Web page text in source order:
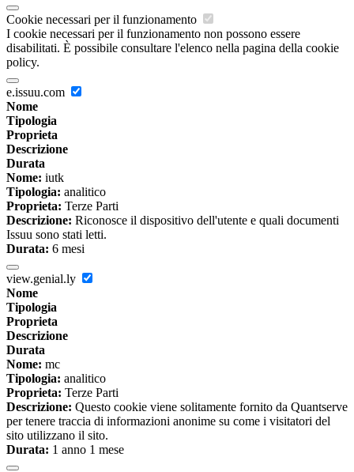
Cookie necessari per il funzionamento
I cookie necessari per il funzionamento non possono essere
disabilitati. È possibile consultare l'elenco nella pagina della cookie
policy.
e.issuu.com
Nome
Tipologia
Proprieta
Descrizione
Durata
Nome: iutk
Tipologia: analitico
Proprieta: Terze Parti
Descrizione: Riconosce il dispositivo dell'utente e quali documenti
Issuu sono stati letti.
Durata: 6 mesi
view.genial.ly
Nome
Tipologia
Proprieta
Descrizione
Durata
Nome: mc
Tipologia: analitico
Proprieta: Terze Parti
Descrizione: Questo cookie viene solitamente fornito da Quantserve
per tenere traccia di informazioni anonime su come i visitatori del
sito utilizzano il sito.
Durata: 1 anno 1 mese